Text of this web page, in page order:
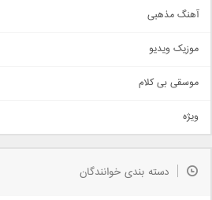
حماسی
سنتی
اهنگ بندرعباسی
دمو
مذهبی
جدیدترین ها
آهنگ مذهبی
موزیک ویدیو
موسقی بی کلام
ویژه
دسته بندی خوانندگان